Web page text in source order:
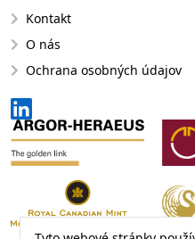
Kontakt
O nás
Ochrana osobných údajov